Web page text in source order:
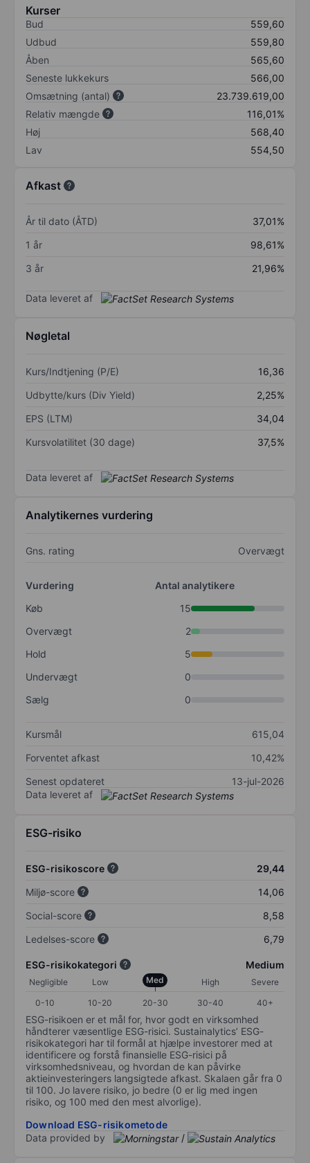
Kurser
Bud
559,60
Udbud
559,80
Åben
565,60
Seneste lukkekurs
566,00
Omsætning (antal)
23.739.619,00
Relativ mængde
116,01%
Høj
568,40
Lav
554,50
Afkast
År til dato (ÅTD)
37,01%
1 år
98,61%
3 år
21,96%
Data leveret af
Nøgletal
Kurs/Indtjening (P/E)
16,36
Udbytte/kurs (Div Yield)
2,25%
EPS (LTM)
34,04
Kursvolatilitet (30 dage)
37,5%
Data leveret af
Analytikernes vurdering
Gns. rating Overvægt
Vurdering
Antal analytikere
Køb
15
Overvægt
2
Hold
5
Undervægt
0
Sælg
0
Kursmål
615,04
Forventet afkast
10,42%
Senest opdateret
13-jul-2026
Data leveret af
ESG-risiko
ESG-risikoscore
29,44
Miljø-score
14,06
Social-score
8,58
Ledelses-score
6,79
ESG-risikokategori Medium
Negligible Low Med High
Severe
0-10
10-20 20-30 30-40 40+
ESG-risikoen er et mål for, hvor godt en virksomhed
håndterer væsentlige ESG-risici. Sustainalytics’ ESG-
risikokategori har til formål at hjælpe investorer med at
identificere og forstå finansielle ESG-risici på
virksomhedsniveau, og hvordan de kan påvirke
aktieinvesteringers langsigtede afkast. Skalaen går fra 0
til 100. Jo lavere risiko, jo bedre (0 er lig med ingen
risiko, og 100 med den mest alvorlige).
Download ESG-risikometode
Data provided by
/